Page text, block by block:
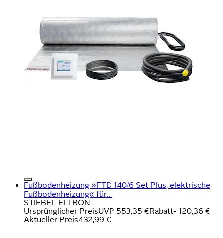
Fußbodenheizung »FTD 140/6 Set Plus, elektrische
Fußbodenheizung« für...
STIEBEL ELTRON
Ursprünglicher PreisUVP 553,35 €Rabatt- 120,36 €
Aktueller Preis432,99 €